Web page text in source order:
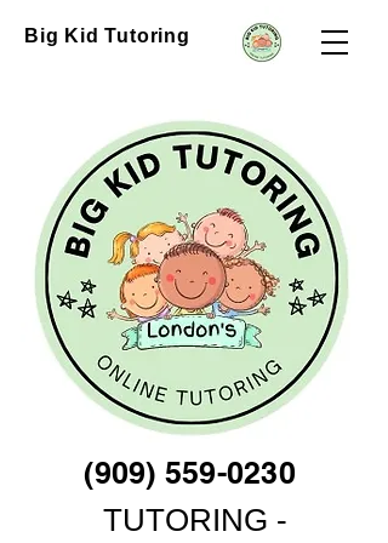
Big Kid Tutoring
(909) 559-0230
TUTORING -